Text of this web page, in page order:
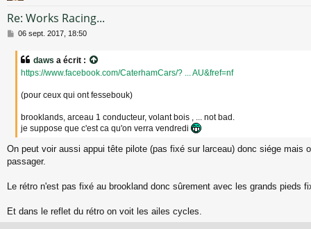
Re: Works Racing...
M
06 sept. 2017, 18:50
daws a écrit :
https://www.facebook.com/CaterhamCars/? ... AU&fref=nf
(pour ceux qui ont fessebouk)
brooklands, arceau 1 conducteur, volant bois , ... not bad.
je suppose que c'est ca qu'on verra vendredi
On peut voir aussi appui tête pilote (pas fixé sur larceau) donc siége mais
passager.
Le rétro n'est pas fixé au brookland donc sûrement avec les grands pieds
Et dans le reflet du rétro on voit les ailes cycles.